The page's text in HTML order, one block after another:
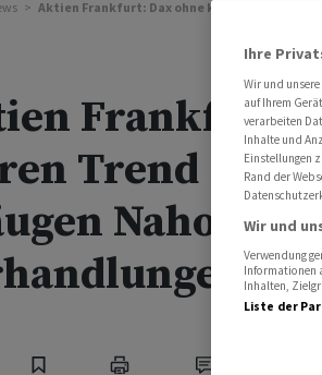
Aktien Frankfurt: Dax ohne klaren Trend -
Frankfurt:
Trend -
Nahost-
Ihre
Wir und unsere
auf Ihrem
verarbeiten
Inhalte und
Einstellungen
Rand der
Wir und
Verwendung
Informationen
Inhalten,
Liste der